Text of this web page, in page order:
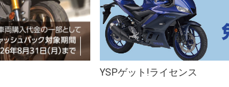
YSPゲット!ライセンス